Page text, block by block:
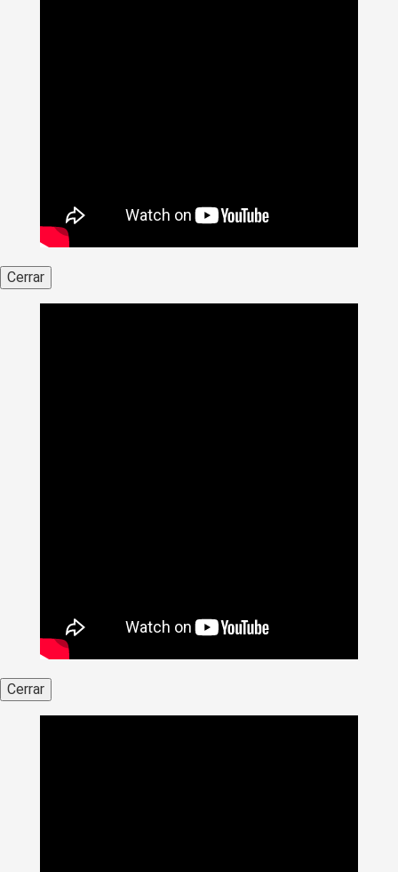
Cerrar
Cerrar